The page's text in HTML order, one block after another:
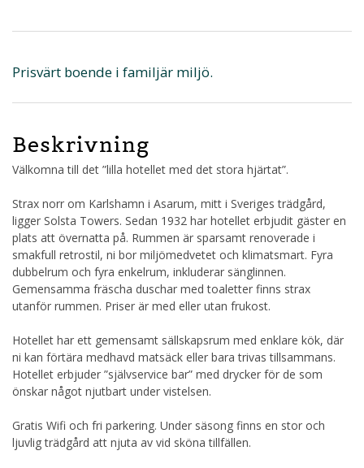
Prisvärt boende i familjär miljö.
Beskrivning
Välkomna till det ”lilla hotellet med det stora hjärtat”.
Strax norr om Karlshamn i Asarum, mitt i Sveriges trädgård,
ligger Solsta Towers. Sedan 1932 har hotellet erbjudit gäster en
plats att övernatta på. Rummen är sparsamt renoverade i
smakfull retrostil, ni bor miljömedvetet och klimatsmart. Fyra
dubbelrum och fyra enkelrum, inkluderar sänglinnen.
Gemensamma fräscha duschar med toaletter finns strax
utanför rummen. Priser är med eller utan frukost.
Hotellet har ett gemensamt sällskapsrum med enklare kök, där
ni kan förtära medhavd matsäck eller bara trivas tillsammans.
Hotellet erbjuder ”självservice bar” med drycker för de som
önskar något njutbart under vistelsen.
Gratis Wifi och fri parkering. Under säsong finns en stor och
ljuvlig trädgård att njuta av vid sköna tillfällen.